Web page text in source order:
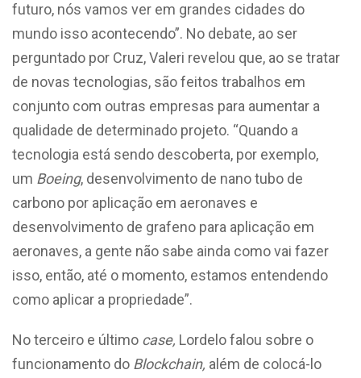
futuro, nós vamos ver em grandes cidades do
mundo isso acontecendo”. No debate, ao ser
perguntado por Cruz, Valeri revelou que, ao se tratar
de novas tecnologias, são feitos trabalhos em
conjunto com outras empresas para aumentar a
qualidade de determinado projeto. “Quando a
tecnologia está sendo descoberta, por exemplo,
um Boeing, desenvolvimento de nano tubo de
carbono por aplicação em aeronaves e
desenvolvimento de grafeno para aplicação em
aeronaves, a gente não sabe ainda como vai fazer
isso, então, até o momento, estamos entendendo
como aplicar a propriedade”.
No terceiro e último case, Lordelo falou sobre o
funcionamento do Blockchain, além de colocá-lo